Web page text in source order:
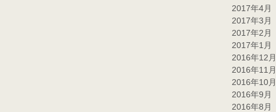
2017年4月
2017年3月
2017年2月
2017年1月
2016年12月
2016年11月
2016年10月
2016年9月
2016年8月